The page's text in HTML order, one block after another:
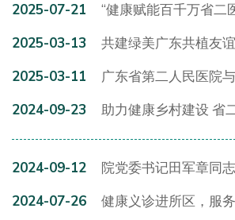
2025-07-21
“健康赋能百千万省二医党员进基
2025-03-13
共建绿美广东共植友谊之林——我院与广
2025-03-11
广东省第二人民医院与广东华兴银
2024-09-23
助力健康乡村建设 省二医启动健康
2024-09-12
院党委书记田军章同志在全省卫生健康行业党务
2024-07-26
健康义诊进所区，服务员工暖人心